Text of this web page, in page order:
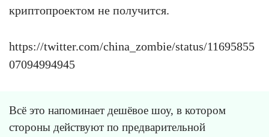
криптопроектом не получится.
https://twitter.com/china_zombie/status/11695855
07094994945
Всё это напоминает дешёвое шоу, в котором
стороны действуют по предварительной